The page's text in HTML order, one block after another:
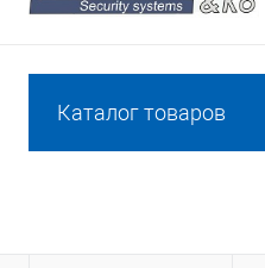
Каталог товаров